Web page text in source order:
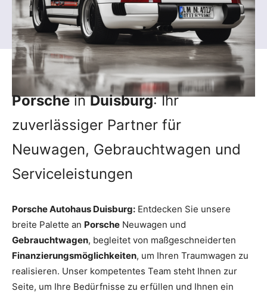
PorscheinDuisburg: Ihr
zuverlässiger Partner für
Neuwagen, Gebrauchtwagen und
Serviceleistungen
Porsche Autohaus Duisburg: Entdecken Sie unsere
breite Palette an Porsche Neuwagen und
Gebrauchtwagen, begleitet von maßgeschneiderten
Finanzierungsmöglichkeiten, um Ihren Traumwagen zu
realisieren. Unser kompetentes Team steht Ihnen zur
Seite, um Ihre Bedürfnisse zu erfüllen und Ihnen ein